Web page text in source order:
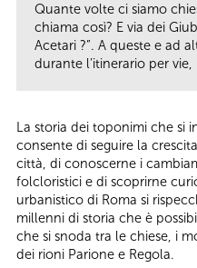
Quante volte ci siamo
chiama così? E via dei
Acetari ?”. A queste e ad
durante l’itinerario per
La storia dei toponimi che si
consente di seguire la
città, di conoscerne i
folcloristici e di scoprirne
urbanistico di Roma si
millenni di storia che è
che si snoda tra le chiese, i
dei rioni Parione e Regola.